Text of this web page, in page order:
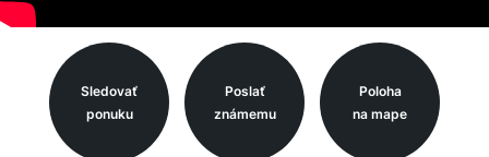
Sledovať
ponuku
Poslať
známemu
Poloha
na mape